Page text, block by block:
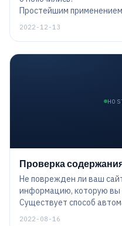
Простейшим
является проверка
2022-12-13
Проверка
Не поврежден ли ваш
информацию, которую вы
Существует способ
содержимого страницы,
2022-08-16